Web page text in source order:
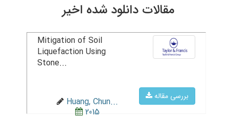
مقالات دانلود شده اخیر
بررسی مقاله
Mitigation of Soil
Liquefaction Using
Stone...
Huang, Chun...
2015